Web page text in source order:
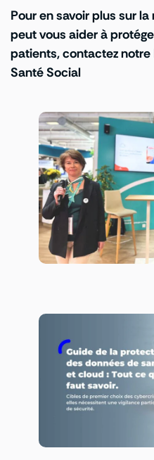
Pour en savoir plus sur
peut vous aider à
patients, contactez
Santé Social